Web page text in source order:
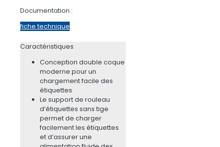
Documentation :
fiche technique
Caractéristiques
Conception double coque
moderne pour un
chargement facile des
étiquettes
Le support de rouleau
d’étiquettes sans tige
permet de charger
facilement les étiquettes
et d’assurer une